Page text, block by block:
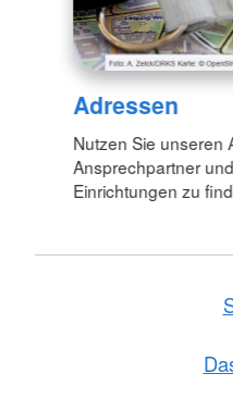
Adressen
Nutzen Sie unseren
Ansprechpartner
Einrichtungen zu